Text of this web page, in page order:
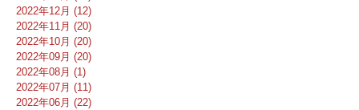
2022年12月 (12)
2022年11月 (20)
2022年10月 (20)
2022年09月 (20)
2022年08月 (1)
2022年07月 (11)
2022年06月 (22)